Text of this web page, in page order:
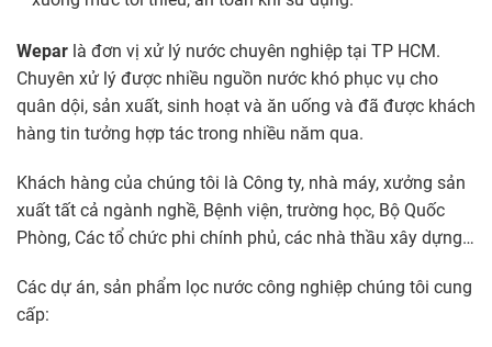
Wepar là đơn vị xử lý nước chuyên nghiệp tại TP HCM.
Chuyên xử lý được nhiều nguồn nước khó phục vụ cho
quân dội, sản xuất, sinh hoạt và ăn uống và đã được khách
hàng tin tưởng hợp tác trong nhiều năm qua.
Khách hàng của chúng tôi là Công ty, nhà máy, xưởng sản
xuất tất cả ngành nghề, Bệnh viện, trường học, Bộ Quốc
Phòng, Các tổ chức phi chính phủ, các nhà thầu xây dựng…
Các dự án, sản phẩm lọc nước công nghiệp chúng tôi cung
cấp: